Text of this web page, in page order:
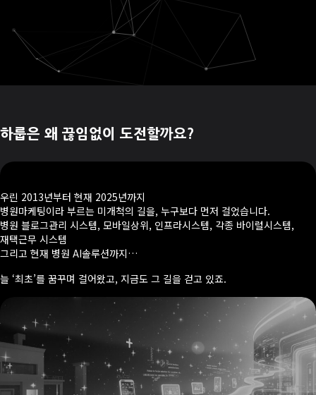
하룹은 왜 끊임없이 도전할까요?
우린 2013년부터 현재 2025년까지
병원마케팅이라 부르는 미개척의 길을, 누구보다 먼저 걸었습니다.
병원 블로그관리 시스템, 모바일상위, 인프라시스템, 각종 바이럴시스템,
재택근무 시스템
그리고 현재 병원 AI솔루션까지…
늘 ‘최초’를 꿈꾸며 걸어왔고, 지금도 그 길을 걷고 있죠.